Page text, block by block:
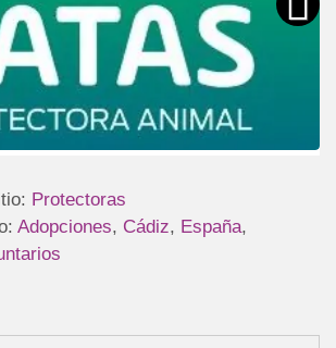
Protectoras
Adopciones, Cádiz, España,